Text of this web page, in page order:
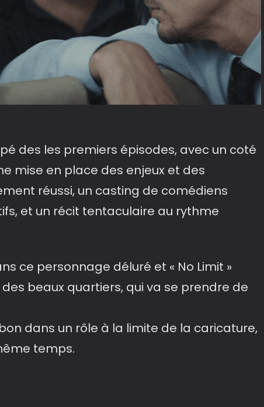
des les premiers épisodes, avec un coté
mise en place des enjeux et des
réussi, un casting de comédiens
et un récit tentaculaire au rythme
ce personnage déluré et « No Limit »
beaux quartiers, qui va se prendre de
dans un rôle à la limite de la caricature,
temps.